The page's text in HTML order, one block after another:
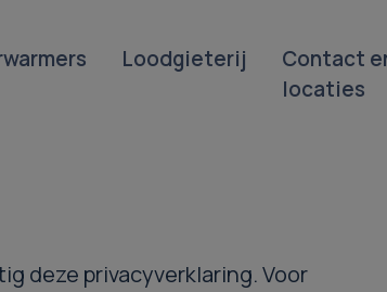
Loodgieterij
Contact
locaties
deze privacyverklaring. Voor